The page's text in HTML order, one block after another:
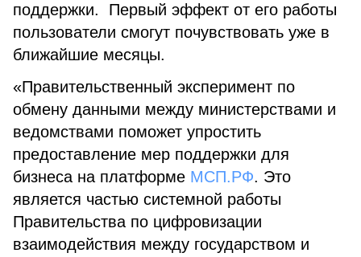
поддержки. Первый эффект от его работы
пользователи смогут почувствовать уже в
ближайшие месяцы.
«Правительственный эксперимент по
обмену данными между министерствами и
ведомствами поможет упростить
предоставление мер поддержки для
бизнеса на платформе МСП.РФ. Это
является частью системной работы
Правительства по цифровизации
взаимодействия между государством и